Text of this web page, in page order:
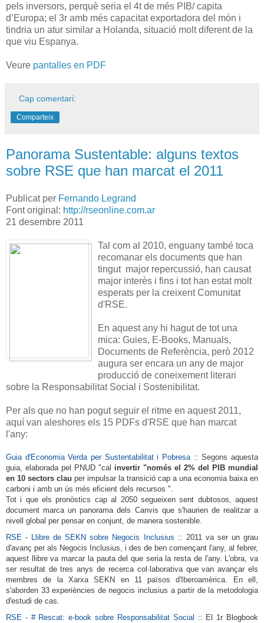
pels inversors, perquè seria el 4t de més PIB/ capita
d’Europa; el 3r amb més capacitat exportadora del món i
tindria un atur similar a Holanda, situació molt diferent de la
que viu Espanya.
Veure pantalles en PDF
Cap comentari:
Comparteix
Panorama Sustentable: alguns textos
sobre RSE que han marcat el 2011
Publicat per Fernando Legrand
Font original: http://rseonline.com.ar
21 desembre 2011
Tal com al 2010, enguany també toca
recomanar els documents que han
tingut major repercussió, han causat
major interès i fins i tot han estat molt
esperats per la creixent Comunitat
d'RSE.
En aquest any hi hagut de tot una
mica: Guies, E-Books, Manuals,
Documents de Referència, però 2012
augura ser encara un any de major
producció de coneixement literari
sobre la Responsabilitat Social i Sostenibilitat.
Per als que no han pogut seguir el ritme en aquest 2011,
aquí van aleshores els 15 PDFs d'RSE que han marcat
l'any:
Guia d'Economia Verda per Sustentabilitat i Pobresa:: Segons aquesta
guia, elaborada pel PNUD "cal invertir "només el 2% del PIB mundial
en 10 sectors clau per impulsar la transició cap a una economia baixa en
carboni i amb un ús més eficient dels recursos ".
Tot i que els pronòstics cap al 2050 segueixen sent dubtosos, aquest
document marca un panorama dels Canvis que s'haurien de realitzar a
nivell global per pensar en conjunt, de manera sostenible.
RSE - Llibre de SEKN sobre Negocis Inclusius :: 2011 va ser un grau
d'avanç per als Negocis Inclusius, i des de ben començant l'any, al febrer,
aquest llibre va marcar la pauta del que seria la resta de l'any. L'obra, va
ser resultat de tres anys de recerca col·laborativa que van avançar els
membres de la Xarxa SEKN en 11 països d'Iberoamèrica.
En ell,
s'aborden 33 experiències de negocis inclusius a partir de la metodologia
d'estudi de cas.
RSE - # Rescat: e-book sobre Responsabilitat Social :: El 1r Blogbook